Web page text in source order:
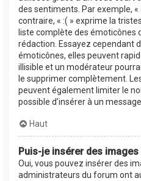
des sentiments. Par exemple, «
contraire, « :( » exprime la
liste complète des émoticônes
rédaction. Essayez cependant
émoticônes, elles peuvent
illisible et un modérateur
le supprimer complètement.
peuvent également limiter le
possible d’insérer à un
Haut
Puis-je insérer des images
Oui, vous pouvez insérer des
administrateurs du forum ont